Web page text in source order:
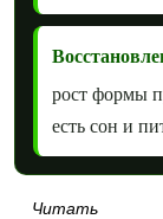
рост формы
есть сон и
Читать